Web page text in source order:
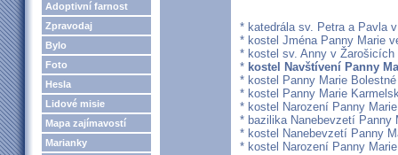
Adoptivní farnost
Zpravodaj
Bylo
Foto
Hesla
Lidové misie
Mapa zajímavostí
Marianky
* katedrála sv. Petra a Pavla
* kostel Jména Panny Marie
* kostel sv. Anny v Žarošicích
* kostel Navštívení Panny
* kostel Panny Marie
* kostel Panny Marie
* kostel Narození Panny
* bazilika Nanebevzetí Panny
* kostel Nanebevzetí Panny
* kostel Narození Panny